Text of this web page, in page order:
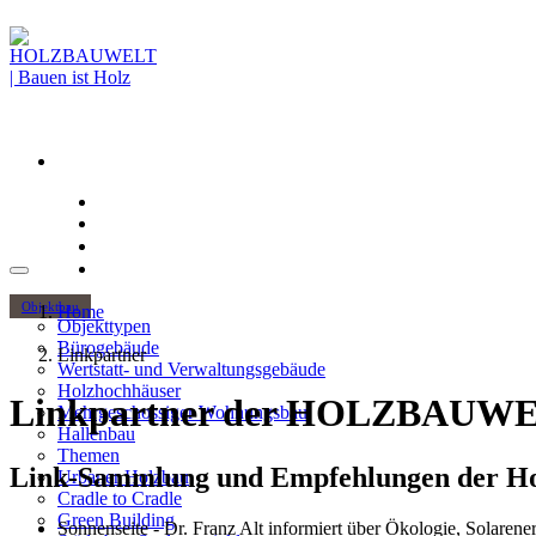
Objektbau
Objekttypen
Bürogebäude
Wertstatt- und Verwaltungsgebäude
Holzhochhäuser
Mehrgeschossiger Wohnungsbau
Hallenbau
Themen
Urbaner Holzbau
Cradle to Cradle
Green Building
Home
Linkpartner
Linkpartner der
Link-Sammlung und Empfehlungen der
Sonnenseite - Dr. Franz Alt informiert über Ökologie,